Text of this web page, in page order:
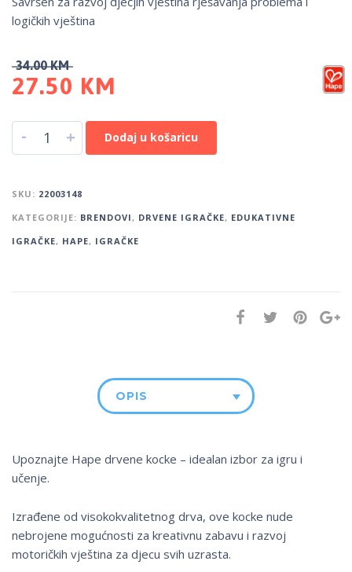
logičkih vještina
34.00KM
27.50 KM
- + Dodaj u košaricu
SKU: 22003148
KATEGORIJE: BRENDOVI, DRVENE IGRAČKE, EDUKATIVNE
IGRAČKE, HAPE, IGRAČKE
OPIS
Upoznajte Hape drvene kocke – idealan izbor za igru ​​i
učenje.
Izrađene od visokokvalitetnog drva, ove kocke nude
nebrojene mogućnosti za kreativnu zabavu i razvoj
motoričkih vještina za djecu svih uzrasta.